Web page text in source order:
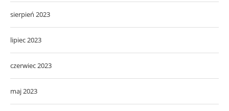
sierpień 2023
lipiec 2023
czerwiec 2023
maj 2023